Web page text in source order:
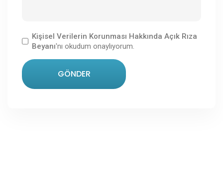
Kişisel Verilerin Korunması Hakkında Açık Rıza
Beyanı'nı okudum onaylıyorum.
GÖNDER